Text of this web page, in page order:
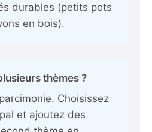
durables (petits pots
en bois).
thèmes ?
Choisissez
et ajoutez des